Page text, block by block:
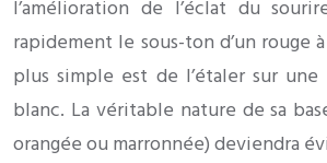
l’amélioration de l’éclat du
rapidement le sous-ton d’un rouge
plus simple est de l’étaler sur
blanc. La véritable nature de sa
orangée ou marronnée) deviendra